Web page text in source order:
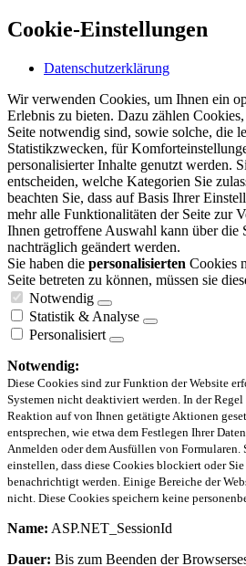
Cookie-Einstellungen
Datenschutzerklärung
Wir verwenden Cookies, um Ihnen ein
Erlebnis zu bieten. Dazu zählen
Seite notwendig sind, sowie solche, die
Statistikzwecken, für
personalisierter Inhalte genutzt werden.
entscheiden, welche Kategorien Sie
beachten Sie, dass auf Basis Ihrer
mehr alle Funktionalitäten der Seite zur
Ihnen getroffene Auswahl kann über die
nachträglich geändert werden.
Sie haben die personalisierten Cookies
Seite betreten zu können, müssen sie
Notwendig
Statistik & Analyse
Personalisiert
Notwendig:
Diese Cookies sind zur Funktion der Website
Systemen nicht deaktiviert werden. In der
Reaktion auf von Ihnen getätigte Aktionen
entsprechen, wie etwa dem Festlegen Ihrer
Anmelden oder dem Ausfüllen von Formularen.
einstellen, dass diese Cookies blockiert oder
benachrichtigt werden. Einige Bereiche der
nicht. Diese Cookies speichern keine
Name: ASP.NET_SessionId
Dauer: Bis zum Beenden der